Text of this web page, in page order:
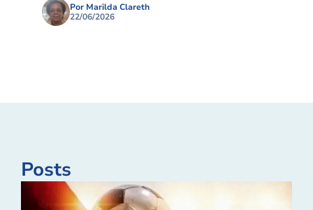
Por Marilda Clareth
22/06/2026
Posts